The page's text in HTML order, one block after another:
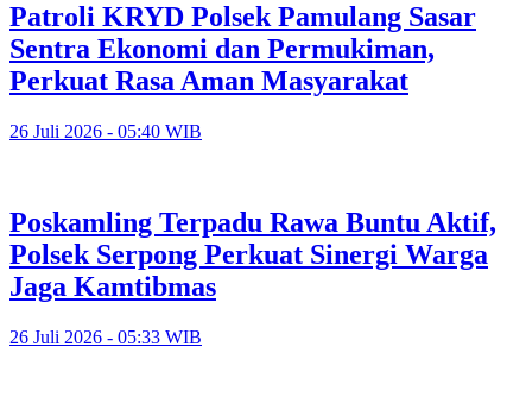
Patroli KRYD Polsek Pamulang Sasar
Sentra Ekonomi dan Permukiman,
Perkuat Rasa Aman Masyarakat
26 Juli 2026 - 05:40 WIB
Poskamling Terpadu Rawa Buntu Aktif,
Polsek Serpong Perkuat Sinergi Warga
Jaga Kamtibmas
26 Juli 2026 - 05:33 WIB